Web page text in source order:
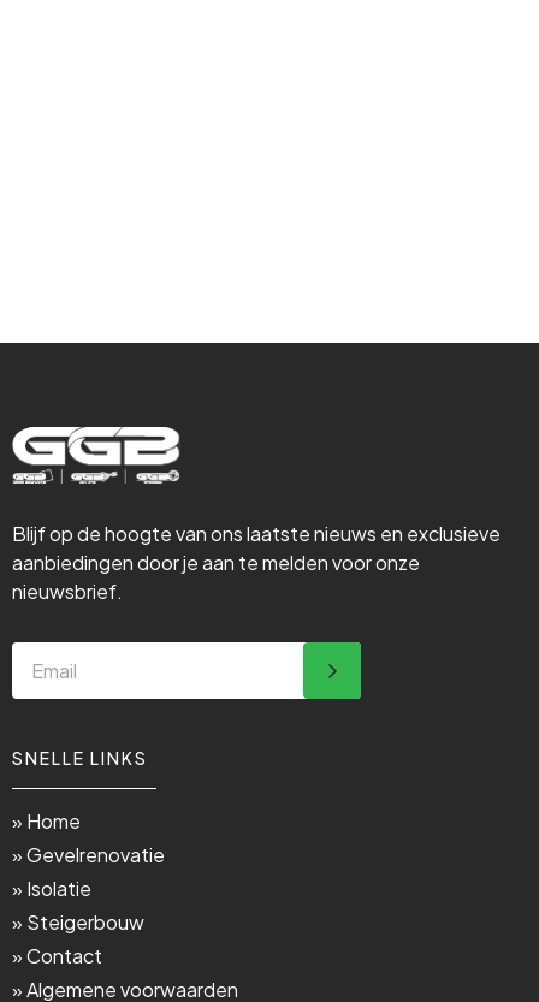
Blijf op de hoogte van ons laatste nieuws en exclusieve
aanbiedingen door je aan te melden voor onze
nieuwsbrief.
SNELLE LINKS
» Home
» Gevelrenovatie
» Isolatie
» Steigerbouw
» Contact
» Algemene voorwaarden